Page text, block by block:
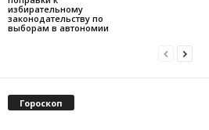
избирательному
законодательству по
выборам в автономии
Гороскоп